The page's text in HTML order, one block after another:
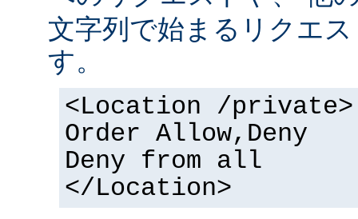
文字列で始まるリクエ
す。
<Location /private>
Order Allow,Deny
Deny from all
</Location>